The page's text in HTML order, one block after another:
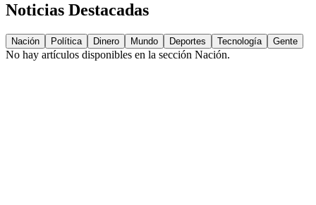
Noticias Destacadas
Nación Política Dinero Mundo Deportes Tecnología Gente
No hay artículos disponibles en la sección Nación.